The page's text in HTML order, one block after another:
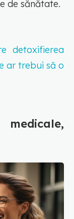
de sănătate.
detoxifierea
ar trebui să o